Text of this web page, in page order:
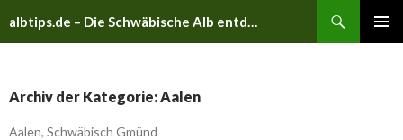
albtips.de – Die Schwäbische Alb entdecken
Archiv der Kategorie: Aalen
Aalen, Schwäbisch Gmünd